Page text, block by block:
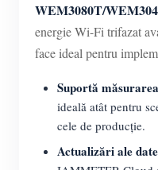
WEM3080T/
energie Wi-Fi trifazat
face ideal pentru
Suportă
ideală atât pentru
cele de producție.
Actualizări ale